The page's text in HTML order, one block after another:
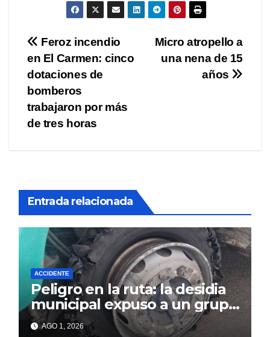
Navegación
de
entradas
Micro atropello a
una nena de 15
años
Feroz incendio
en El Carmen: cinco
dotaciones de
bomberos
trabajaron por más
de tres horas
Entrada relacionada
ACCIDENTE
Peligro en la ruta: la desidia
municipal expuso a un grupo
de berissenses
AGO 1, 2026